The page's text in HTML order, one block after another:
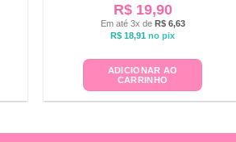
R$19,90
Em até 3x de R$6,63
R$ 18,91 no pix
ADICIONAR AO
CARRINHO